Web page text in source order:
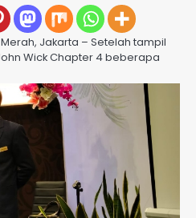
Jakarta – Setelah tampil
Wick Chapter 4 beberapa